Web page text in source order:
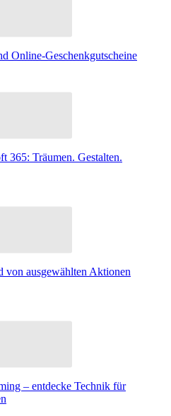
Online-Geschenkgutscheine
365: Träumen. Gestalten.
von ausgewählten Aktionen
– entdecke Technik für